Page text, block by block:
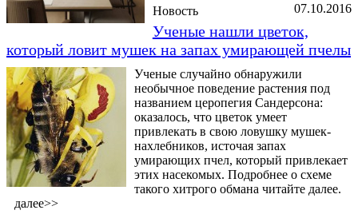
07.10.2016
Новость
Ученые нашли цветок,
который ловит мушек на запах умирающей пчелы
Ученые случайно обнаружили
необычное поведение растения под
названием церопегия Сандерсона:
оказалось, что цветок умеет
привлекать в свою ловушку мушек-
нахлебников, источая запах
умирающих пчел, который привлекает
этих насекомых. Подробнее о схеме
такого хитрого обмана читайте далее.
далее>>